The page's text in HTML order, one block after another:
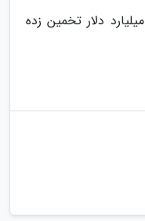
فوربس ثروت فرهاد مشیری را 3.1 میلیارد دلار تخمین زده